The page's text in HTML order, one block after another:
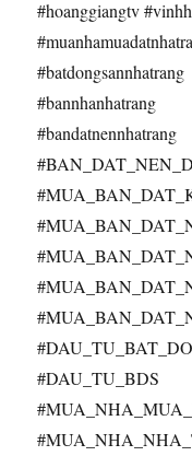
#hoanggiangtv
#batdongsannhatrang
#bannhanhatrang
#bandatnennhatrang
#DAU_TU_BDS